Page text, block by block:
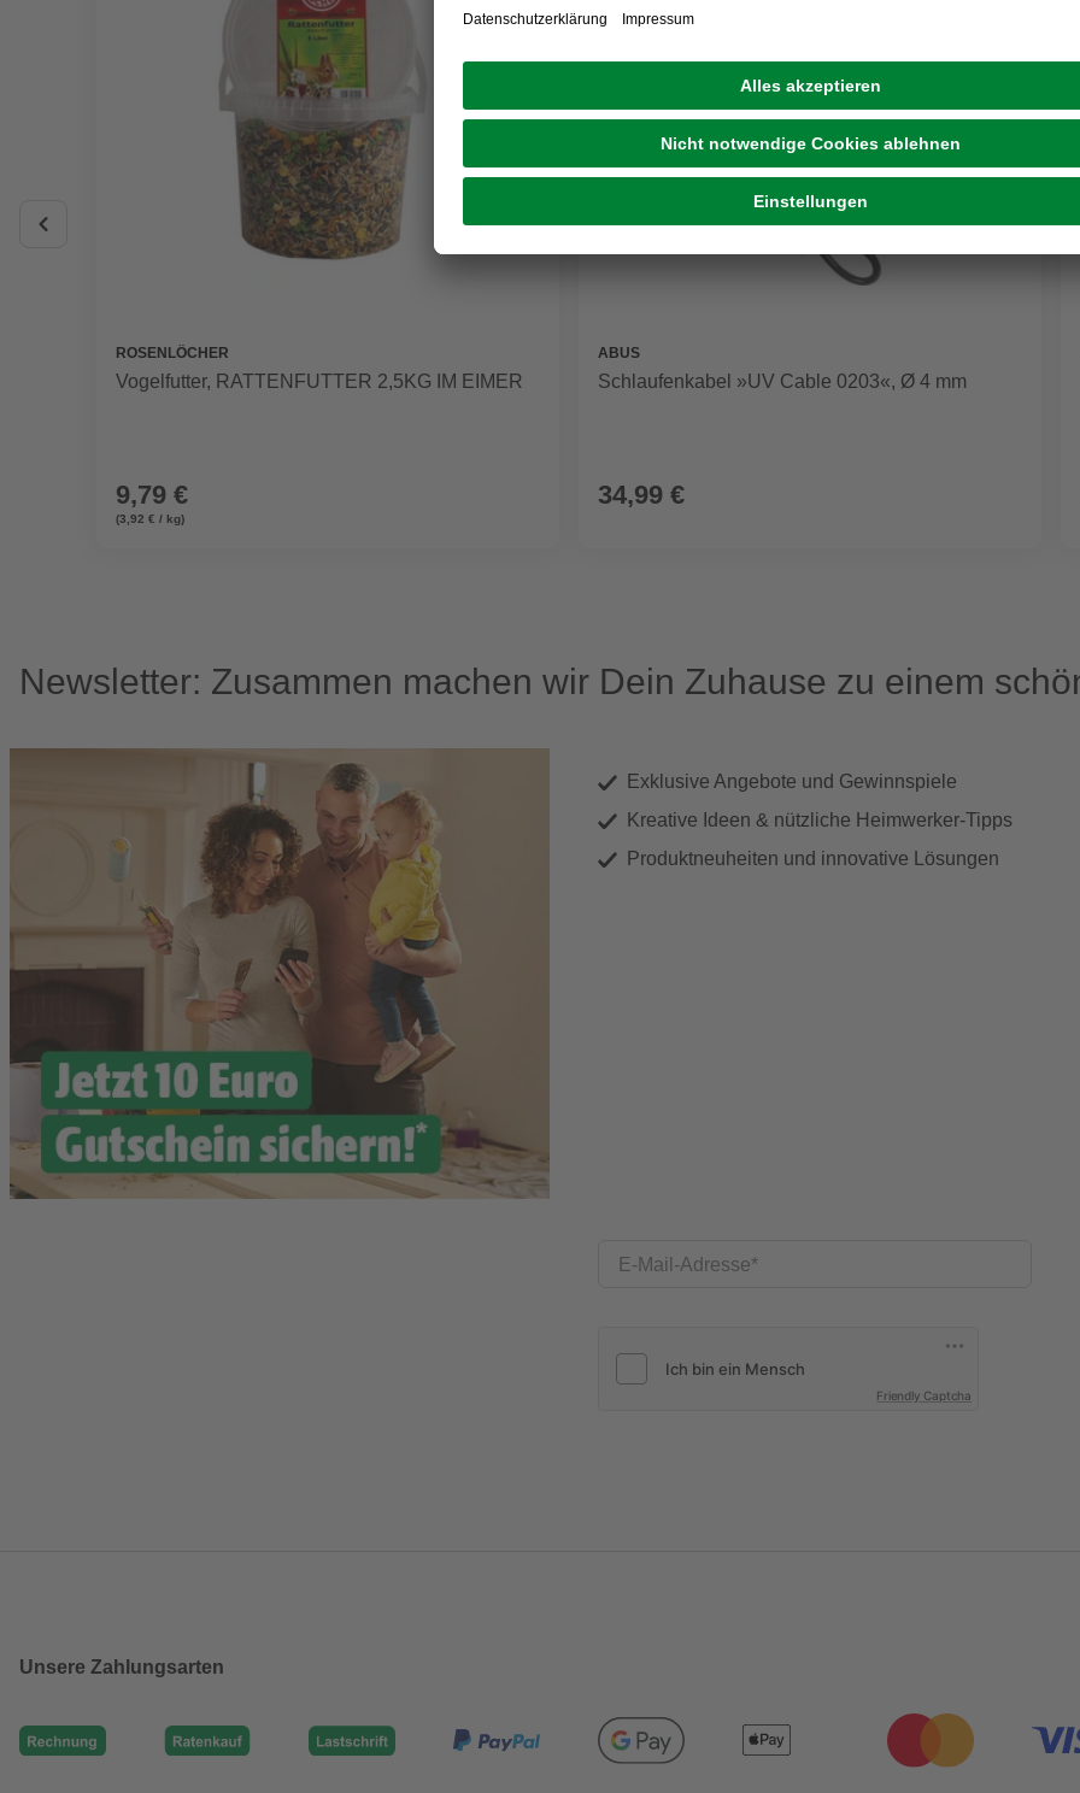
ROSENLÖCHER
Vogelfutter, RATTENFUTTER 2,5KG IM EIMER
9,79 €
(3,92 € / kg)
ABUS
Schlaufenkabel »UV Cable 0203«, Ø 4 mm
34,99 €
Newsletter: Zusammen machen wir Dein Zuhause zu einem
Exklusive Angebote und Gewinnspiele
Kreative Ideen & nützliche Heimwerker-Tipps
Produktneuheiten und innovative Lösungen
E-Mail-Adresse
Friendly Captcha
Unsere Zahlungsarten